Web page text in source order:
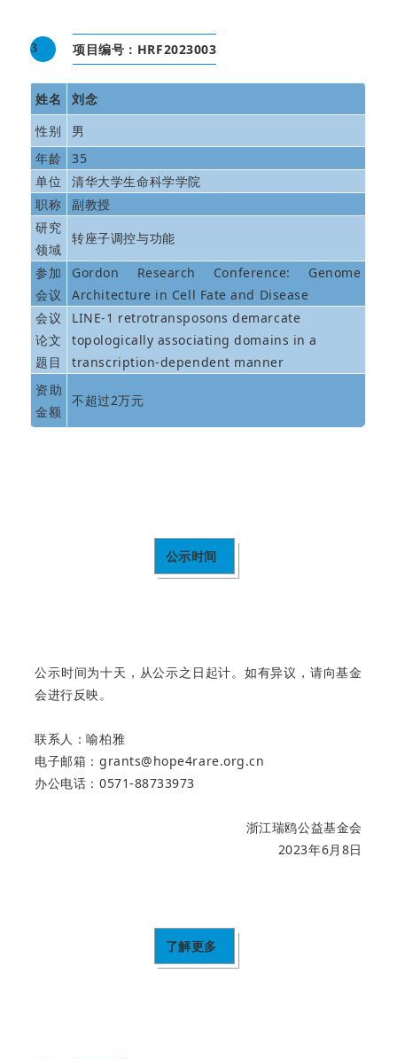
3 项目编号：HRF2023003
姓名
刘念
性别
男
年龄
35
单位
清华大学生命科学学院
职称
副教授
研究
领域
转座子调控与功能
参加
会议
Gordon Research Conference: Genome
Architecture in Cell Fate and Disease
会议
论文
题目
LINE-1 retrotransposons demarcate
topologically associating domains in a
transcription-dependent manner
资助
金额
不超过2万元
公示时间
公示时间为十天，从公示之日起计。如有异议，请向基金
会进行反映。
联系人：喻柏雅
电子邮箱：grants@hope4rare.org.cn
办公电话：0571-88733973
浙江瑞鸥公益基金会
2023年6月8日
了解更多